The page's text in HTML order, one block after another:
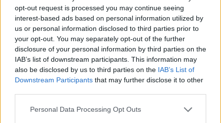
opt-out request is processed you may continue seeing
interest-based ads based on personal information utilized by
us or personal information disclosed to third parties prior to
your opt-out. You may separately opt-out of the further
disclosure of your personal information by third parties on the
IAB’s list of downstream participants. This information may
also be disclosed by us to third parties on the IAB’s List of
Downstream Participants that may further disclose it to other
Personal Data Processing Opt Outs
utolsó pillanatban úgy dönt, mégis maradna a jelenlegi iskolájában.
Érettségi-felvételi
Ezekbe az iskolákba járnak az európai
trónörökösök
Úszómedencés iskola erdővel, régi kastély falai között működő
trónörökösképző és egy nonprofit iskola, ahol a csoportbontás alap –
összegyűjtöttük, hol tanulnak az európai trónörökösök.